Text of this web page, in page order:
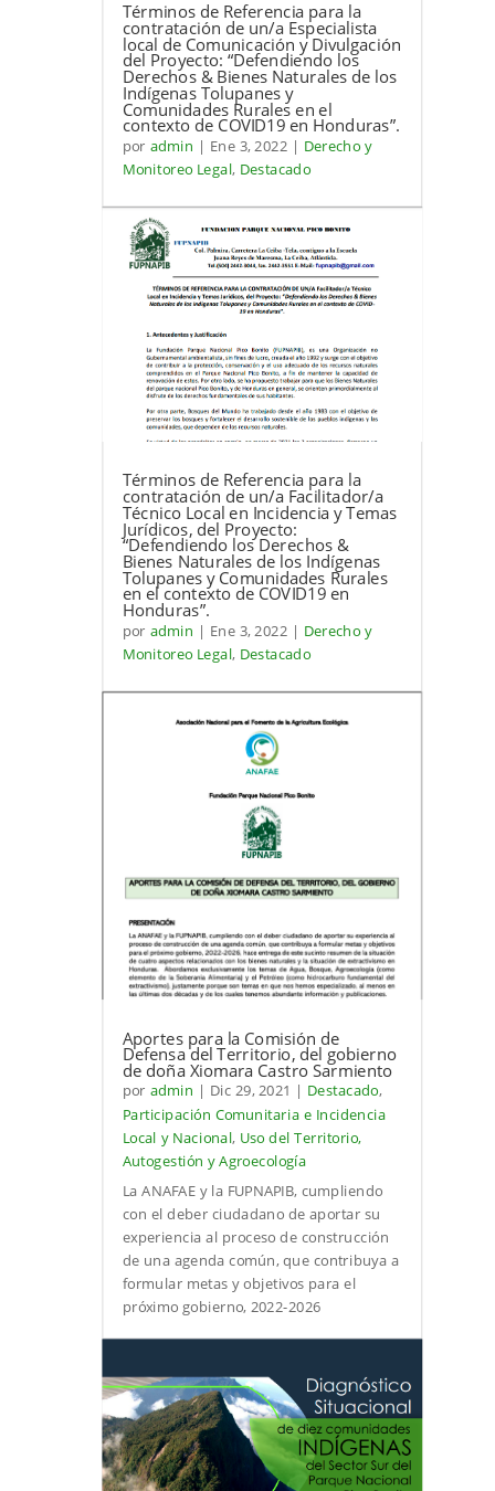
Términos de Referencia para la
contratación de un/a Especialista
local de Comunicación y Divulgación
del Proyecto: “Defendiendo los
Derechos & Bienes Naturales de los
Indígenas Tolupanes y
Comunidades Rurales en el
contexto de COVID19 en Honduras”.
por admin | Ene 3, 2022| Derecho y
Monitoreo Legal, Destacado
Términos de Referencia para la
contratación de un/a Facilitador/a
Técnico Local en Incidencia y Temas
Jurídicos, del Proyecto:
“Defendiendo los Derechos &
Bienes Naturales de los Indígenas
Tolupanes y Comunidades Rurales
en el contexto de COVID19 en
Honduras”.
por admin | Ene 3, 2022| Derecho y
Monitoreo Legal, Destacado
Aportes para la Comisión de
Defensa del Territorio, del gobierno
de doña Xiomara Castro Sarmiento
por admin | Dic 29, 2021 | Destacado,
Participación Comunitaria e Incidencia
Local y Nacional, Uso del Territorio,
Autogestión y Agroecología
La ANAFAE y la FUPNAPIB, cumpliendo
con el deber ciudadano de aportar su
experiencia al proceso de construcción
de una agenda común, que contribuya a
formular metas y objetivos para el
próximo gobierno, 2022-2026